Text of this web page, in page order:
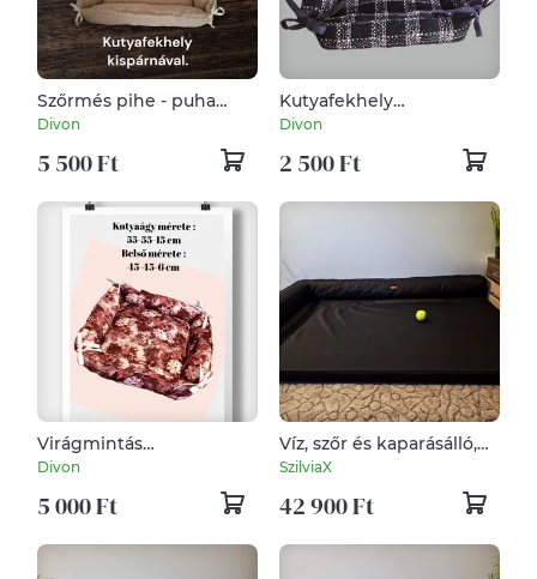
Szőrmés pihe - puha
tapintású kutyaágy
ajándékkal
Divon
5 500 Ft
Kutyafekhely
kedvencének
Divon
2 500 Ft
Virágmintás
kutyafekhely
Divon
5 000 Ft
Víz, szőr és kaparásálló,
lehúzható és mosható
SzilviaX
42 900 Ft